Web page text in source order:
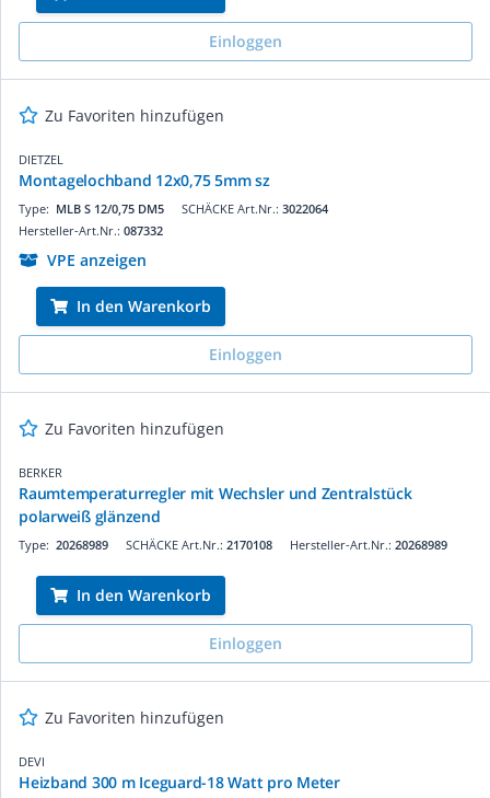
Einloggen
Zu Favoriten hinzufügen
DIETZEL
Montagelochband 12x0,75 5mm sz
SCHÄCKE Art.Nr.: 3022064
Type: MLB S 12/0,75 DM5
Hersteller-Art.Nr.: 087332
VPE anzeigen
In den Warenkorb
Einloggen
Zu Favoriten hinzufügen
BERKER
Raumtemperaturregler mit Wechsler und Zentralstück
polarweiß glänzend
SCHÄCKE Art.Nr.: 2170108
Type: 20268989 Hersteller-Art.Nr.: 20268989
In den Warenkorb
Einloggen
Zu Favoriten hinzufügen
DEVI
Heizband 300 m Iceguard-18 Watt pro Meter